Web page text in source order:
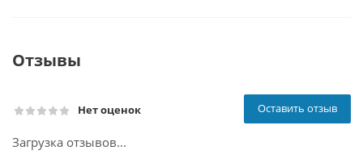
Отзывы
Нет оценок Оставить отзыв
Загрузка отзывов...